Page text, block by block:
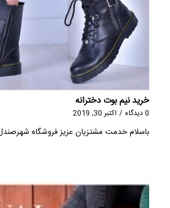
خرید نیم بوت دخترانه
0 دیدگاه / اکتبر 30, 2019
باسلام خدمت مشتزیان عزیز فروشگاه